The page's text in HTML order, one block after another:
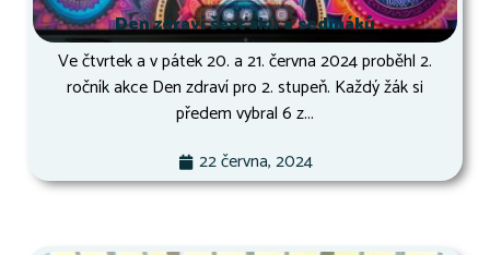
Den zdraví šesťáků a sedmáků
Ve čtvrtek a v pátek 20. a 21. června 2024 proběhl 2.
ročník akce Den zdraví pro 2. stupeň. Každý žák si
předem vybral 6 z...
22 června, 2024